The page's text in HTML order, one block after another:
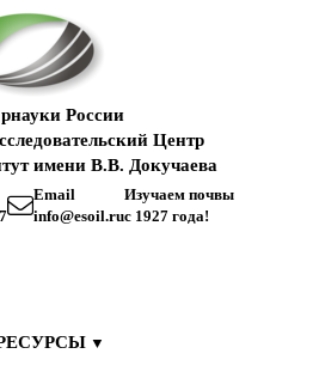
России
Центр
имени В.В. Докучаева
Email
info@esoil.ru
Изучаем почвы
с 1927 года!
▼